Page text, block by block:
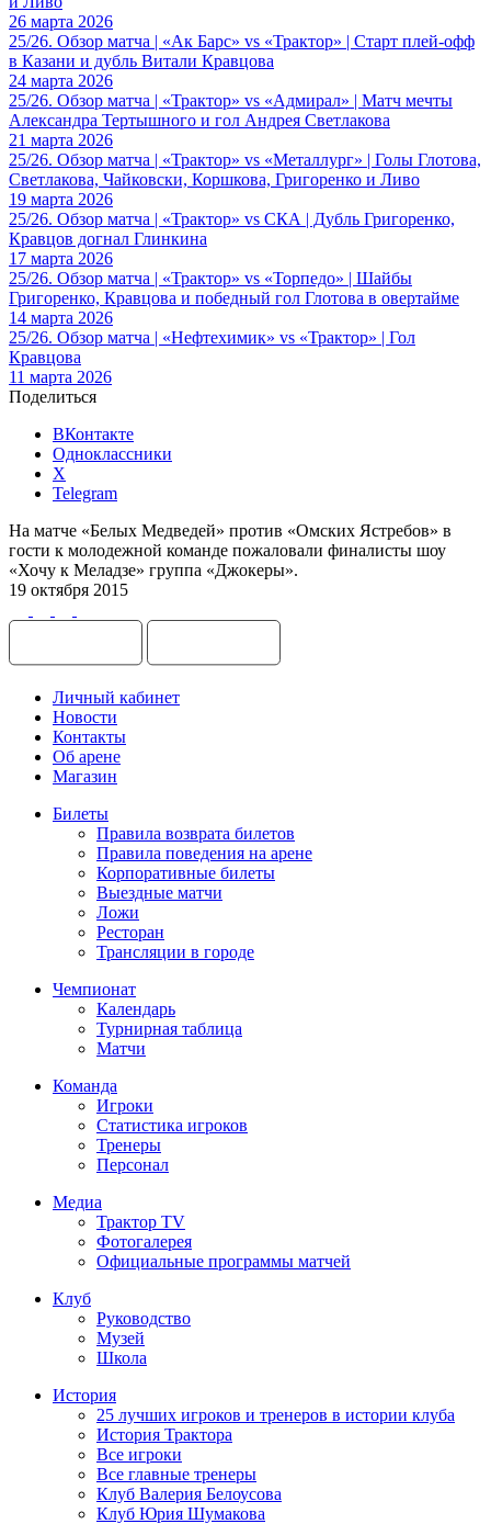
26 марта 2026
25/26. Обзор матча | «Ак Барс» vs «Трактор» | Старт плей-офф
в Казани и дубль Витали Кравцова
24 марта 2026
25/26. Обзор матча | «Трактор» vs «Адмирал» | Матч мечты
Александра Тертышного и гол Андрея Светлакова
21 марта 2026
25/26. Обзор матча | «Трактор» vs «Металлург» | Голы Глотова,
Светлакова, Чайковски, Коршкова, Григоренко и Ливо
19 марта 2026
25/26. Обзор матча | «Трактор» vs СКА | Дубль Григоренко,
Кравцов догнал Глинкина
17 марта 2026
25/26. Обзор матча | «Трактор» vs «Торпедо» | Шайбы
Григоренко, Кравцова и победный гол Глотова в овертайме
14 марта 2026
25/26. Обзор матча | «Нефтехимик» vs «Трактор» | Гол
Кравцова
11 марта 2026
Поделиться
ВКонтакте
Одноклассники
X
Telegram
На матче «Белых Медведей» против «Омских Ястребов» в
гости к молодежной команде пожаловали финалисты шоу
«Хочу к Меладзе» группа «Джокеры».
19 октября 2015
Личный кабинет
Новости
Контакты
Об арене
Магазин
Билеты
Правила возврата билетов
Правила поведения на арене
Корпоративные билеты
Выездные матчи
Ложи
Ресторан
Трансляции в городе
Чемпионат
Календарь
Турнирная таблица
Матчи
Команда
Игроки
Статистика игроков
Тренеры
Персонал
Медиа
Трактор TV
Фотогалерея
Официальные программы матчей
Клуб
Руководство
Музей
Школа
История
25 лучших игроков и тренеров в истории клуба
История Трактора
Все игроки
Все главные тренеры
Клуб Валерия Белоусова
Клуб Юрия Шумакова